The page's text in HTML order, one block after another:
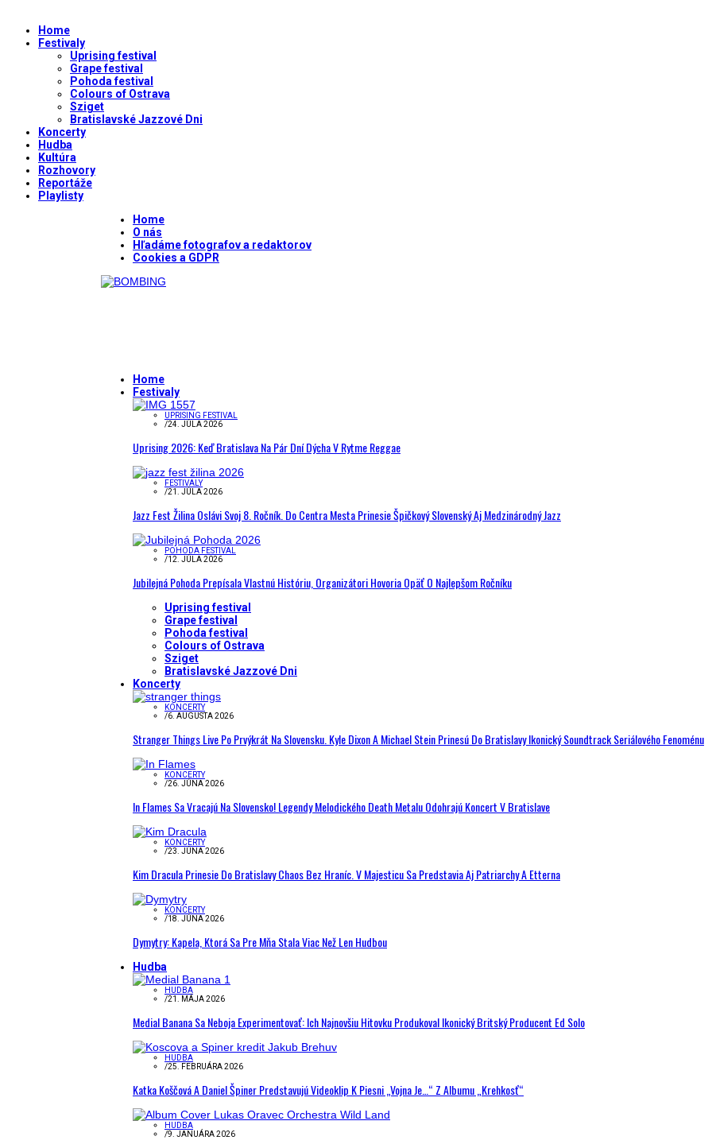
Home
Festivaly
Uprising festival
Grape festival
Pohoda festival
Colours of Ostrava
Sziget
Bratislavské Jazzové Dni
Koncerty
Hudba
Kultúra
Rozhovory
Reportáže
Playlisty
Home
O nás
Hľadáme fotografov a redaktorov
Cookies a GDPR
Home
Festivaly
UPRISING FESTIVAL
/24. JÚLA 2026
Uprising 2026: Keď Bratislava Na Pár Dní Dýcha V Rytme Reggae
FESTIVALY
/21. JÚLA 2026
Jazz Fest Žilina Oslávi Svoj 8. Ročník. Do Centra Mesta Prinesie Špičkový Slovenský Aj Medzinárodný Jazz
POHODA FESTIVAL
/12. JÚLA 2026
Jubilejná Pohoda Prepísala Vlastnú Históriu, Organizátori Hovoria Opäť O Najlepšom Ročníku
Uprising festival
Grape festival
Pohoda festival
Colours of Ostrava
Sziget
Bratislavské Jazzové Dni
Koncerty
KONCERTY
/6. AUGUSTA 2026
Stranger Things Live Po Prvýkrát Na Slovensku. Kyle Dixon A Michael Stein Prinesú Do Bratislavy Ikonický Soundtrack Seriálového Fenoménu
KONCERTY
/26. JÚNA 2026
In Flames Sa Vracajú Na Slovensko! Legendy Melodického Death Metalu Odohrajú Koncert V Bratislave
KONCERTY
/23. JÚNA 2026
Kim Dracula Prinesie Do Bratislavy Chaos Bez Hraníc. V Majesticu Sa Predstavia Aj Patriarchy A Etterna
KONCERTY
/18. JÚNA 2026
Dymytry: Kapela, Ktorá Sa Pre Mňa Stala Viac Než Len Hudbou
Hudba
HUDBA
/21. MÁJA 2026
Medial Banana Sa Neboja Experimentovať: Ich Najnovšiu Hitovku Produkoval Ikonický Britský Producent Ed Solo
HUDBA
/25. FEBRUÁRA 2026
Katka Koščová A Daniel Špiner Predstavujú Videoklip K Piesni „Vojna Je…“ Z Albumu „Krehkosť“
HUDBA
/9. JANUÁRA 2026